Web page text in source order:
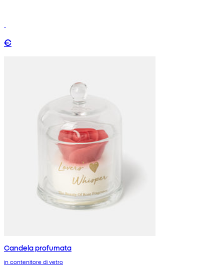
€
Candela profumata
in contenitore di vetro